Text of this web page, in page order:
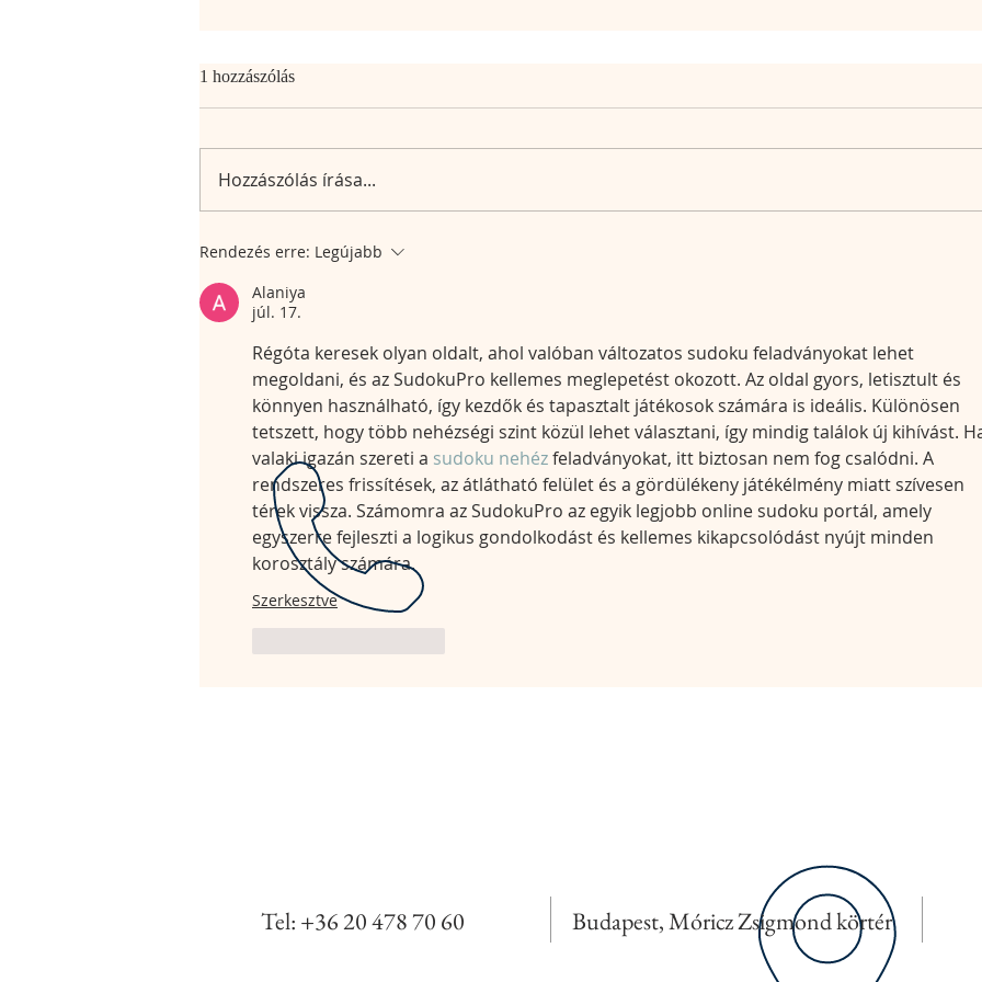
1 hozzászólás
Hozzászólás írása...
Rendezés erre: Legújabb
Alaniya
júl. 17.
Régóta keresek olyan oldalt, ahol valóban változatos sudoku feladványokat lehet
megoldani, és az SudokuPro kellemes meglepetést okozott. Az oldal gyors, letisztult és
könnyen használható, így kezdők és tapasztalt játékosok számára is ideális. Különösen
tetszett, hogy több nehézségi szint közül lehet választani, így mindig találok új kihívást.
valaki igazán szereti a sudoku nehéz feladványokat, itt biztosan nem fog csalódni. A
rendszeres frissítések, az átlátható felület és a gördülékeny játékélmény miatt szívesen
térek vissza. Számomra az SudokuPro az egyik legjobb online sudoku portál, amely
egyszerre fejleszti a logikus gondolkodást és kellemes kikapcsolódást nyújt minden
korosztály számára.
Szerkesztve
Tel: +36 20 478 70 60 Budapest, Móricz Zsigmond körtér